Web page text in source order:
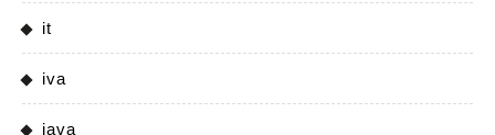
it
iva
java